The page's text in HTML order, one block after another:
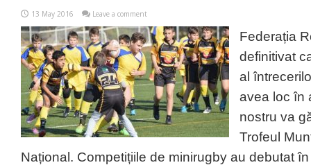
13 May 2016 Leave a comment
Federația
definitivat
al
avea loc în
nostru va
Trofeul
Național. Competițiile de minirugby au debutat în